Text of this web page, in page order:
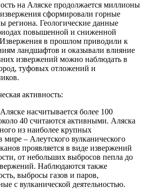
на Аляске продолжается миллионы
сформировали горные
региона. Геологические данные
повышенной и сниженной
Извержения в прошлом приводили к
ландшафтов и оказывали влияние
извержений можно наблюдать в
туфовых отложений и
активность:
насчитывается более 100
40 считаются активными. Аляска
из наиболее крупных
мире – Алеутского вулканического
проявляется в виде извержений
от небольших выбросов пепла до
Наблюдаются также
выбросы газов и паров,
с вулканической деятельностью.